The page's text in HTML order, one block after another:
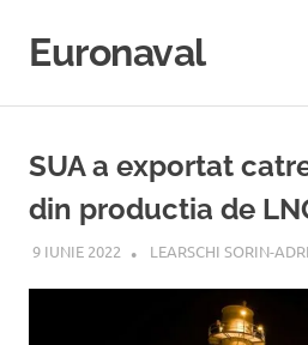
conținut
Euronaval
SUA a exportat
din productia de
9 IUNIE 2022 LEARSCHI SORIN-